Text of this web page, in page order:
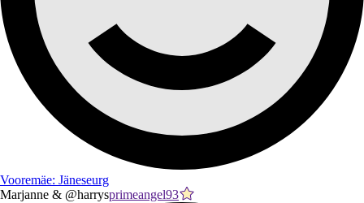
Vooremäe: Jäneseurg
Marjanne & @harrysprimeangel93